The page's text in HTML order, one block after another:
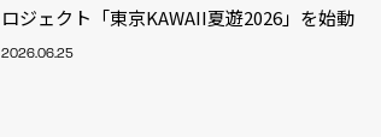
ロジェクト「東京KAWAII夏遊2026」を始動
2026.06.25